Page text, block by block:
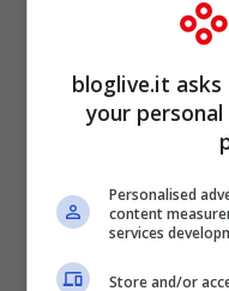
bloglive.it
your
Personalised
content
services
Store and/or